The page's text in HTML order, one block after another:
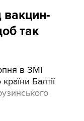
вакцин-
так
в ЗМІ
Балтії